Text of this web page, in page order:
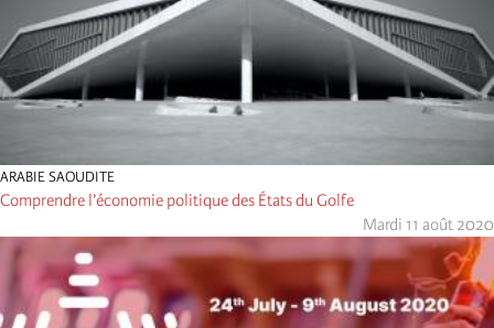
ARABIE SAOUDITE
Comprendre l’économie politique des États du Golfe
Mardi 11 août 2020